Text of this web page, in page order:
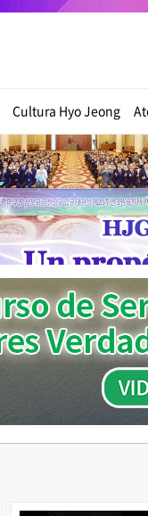
Cultura Hyo Jeong